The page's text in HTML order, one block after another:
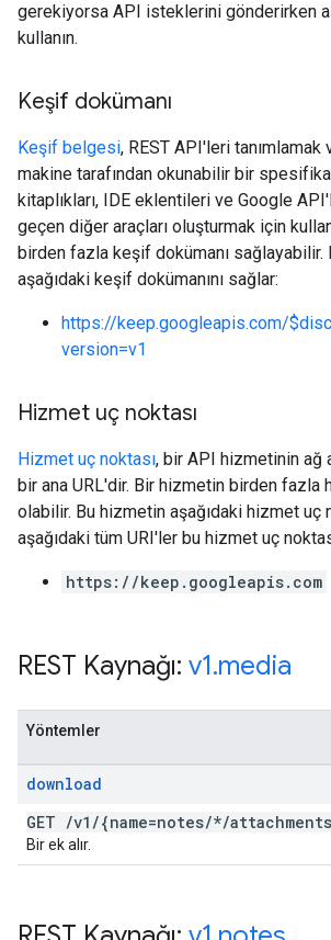
gerekiyorsa API isteklerini gönderirken
kullanın.
Keşif dokümanı
Keşif belgesi, REST API'leri tanımlamak
makine tarafından okunabilir bir
kitaplıkları, IDE eklentileri ve Google
geçen diğer araçları oluşturmak için
birden fazla keşif dokümanı sağlayabilir.
aşağıdaki keşif dokümanını sağlar:
https://keep.googleapis.com/
version=v1
Hizmet uç noktası
Hizmet uç noktası, bir API hizmetinin ağ
bir ana URL'dir. Bir hizmetin birden fazla
olabilir. Bu hizmetin aşağıdaki hizmet uç
aşağıdaki tüm URI'ler bu hizmet uç
https://keep.googleapis.com
REST Kaynağı: v1.media
Yöntemler
download
GET /v1 /{name=notes/*/attachments
Bir ek alır.